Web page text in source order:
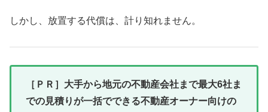
しかし、放置する代償は、計り知れません。
［ＰＲ］大手から地元の不動産会社まで最大6社ま
での見積りが一括でできる不動産オーナー向けの